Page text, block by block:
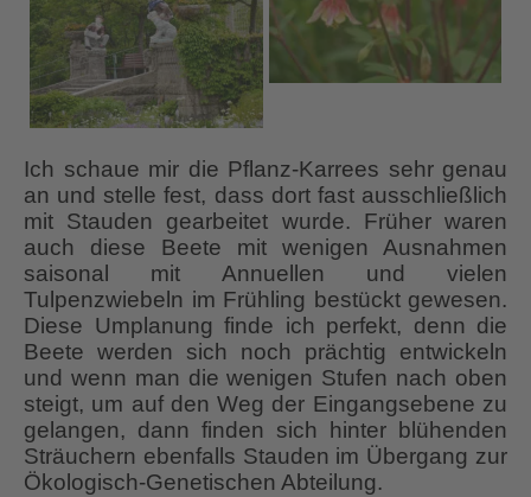
Ich schaue mir die Pflanz-Karrees sehr genau
an und stelle fest, dass dort fast ausschließlich
mit Stauden gearbeitet wurde. Früher waren
auch diese Beete mit wenigen Ausnahmen
saisonal mit Annuellen und vielen
Tulpenzwiebeln im Frühling bestückt gewesen.
Diese Umplanung finde ich perfekt, denn die
Beete werden sich noch prächtig entwickeln
und wenn man die wenigen Stufen nach oben
steigt, um auf den Weg der Eingangsebene zu
gelangen, dann finden sich hinter blühenden
Sträuchern ebenfalls Stauden im Übergang zur
Ökologisch-Genetischen Abteilung.